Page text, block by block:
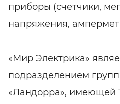
приборы (счетчики,
напряжения,
«Мир Электрика»
подразделением
«Ландорра», имеющей